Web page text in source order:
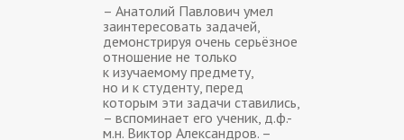
– Анатолий Павлович умел
заинтересовать задачей,
демонстрируя очень серьёзное
отношение не только
к изучаемому предмету,
но и к студенту, перед
которым эти задачи ставились,
– вспоминает его ученик, д.ф.-
м.н. Виктор Александров. –